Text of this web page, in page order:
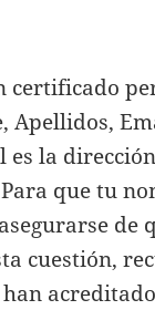
certificado
Apellidos,
es la
que tu
cuestión,